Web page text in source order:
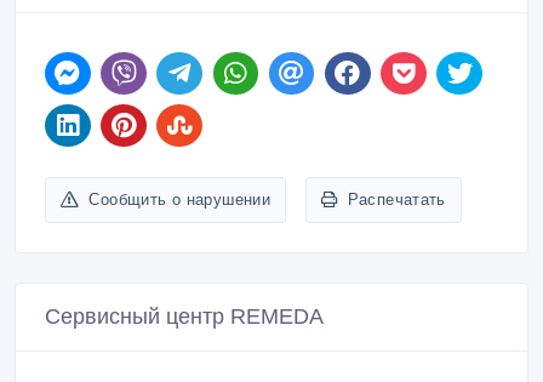
Сообщить о нарушении Распечатать
Сервисный центр REMEDA